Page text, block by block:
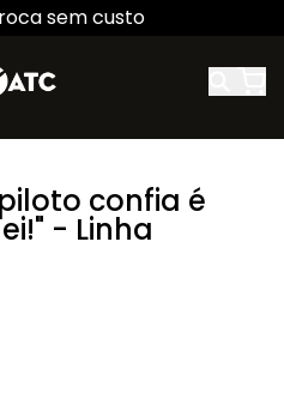
sem custo
confia é
- Linha